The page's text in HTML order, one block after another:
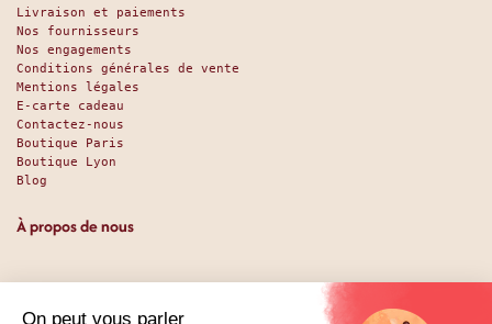
Livraison et paiements
Nos fournisseurs
Nos engagements
Conditions générales de vente
Mentions légales
E-carte cadeau
Contactez-nous
Boutique Paris
Boutique Lyon
Blog
À propos de nous
Depuis 1951, nous accueillons les gourmands et les gourmets
en leur promettant des produits de qualité au meilleur